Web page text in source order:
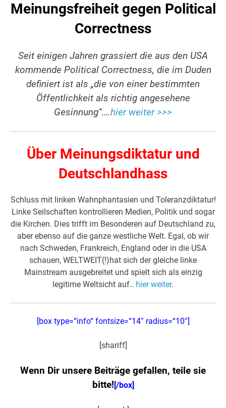
Meinungsfreiheit gegen Political
Correctness
Seit einigen Jahren grassiert die aus den USA
kommende Political Correctness, die im Duden
definiert ist als „die von einer bestimmten
Öffentlichkeit als richtig angesehene
Gesinnung“….hier weiter >>>
Über Meinungsdiktatur und
Deutschlandhass
Schluss mit linken Wahnphantasien und Toleranzdiktatur!
Linke Seilschaften kontrollieren Medien, Politik und sogar
die Kirchen. Dies trifft im Besonderen auf Deutschland zu,
aber ebenso auf die ganze westliche Welt. Egal, ob wir
nach Schweden, Frankreich, England oder in die USA
schauen, WELTWEIT(!)hat sich der gleiche linke
Mainstream ausgebreitet und spielt sich als einzig
legitime Weltsicht auf.. hier weiter.
[box type=“info“ fontsize=“14″ radius=“10″]
[shariff]
Wenn Dir unsere Beiträge gefallen, teile sie
bitte! [/box]